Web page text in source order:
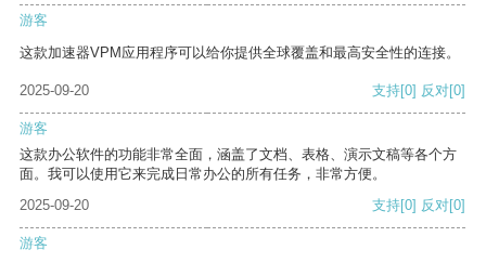
游客
这款加速器VPM应用程序可以给你提供全球覆盖和最高安全性的连接。
2025-09-20 支持[0] 反对[0]
游客
这款办公软件的功能非常全面，涵盖了文档、表格、演示文稿等各个方
面。我可以使用它来完成日常办公的所有任务，非常方便。
2025-09-20
支持[0] 反对[0]
游客